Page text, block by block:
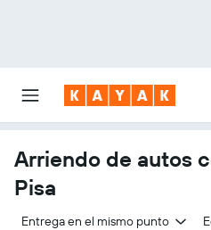
Arriendo de autos
Pisa
Entrega en el mismo punto